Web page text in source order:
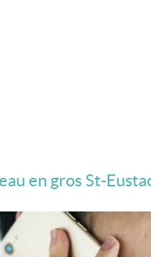
en gros St-